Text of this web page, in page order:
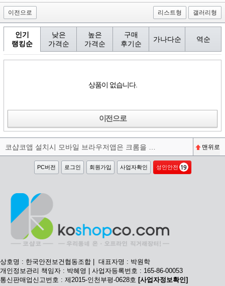
이전으로 리스트형 갤러리형
인기
랭킹순
낮은
가격순
높은
가격순
구매
후기순
가나다순 역순
상품이 없습니다.
이전으로
맨위로
PC버전 로그인 회원가입 사업자확인 성인안전
상호명 : 한국안전보건협동조합 | 대표자명 : 박원학
개인정보관리 책임자 : 박혜영 | 사업자등록번호 : 165-86-00053
통신판매업신고번호 : 제2015-인천부평-0628호 [사업자정보확인]